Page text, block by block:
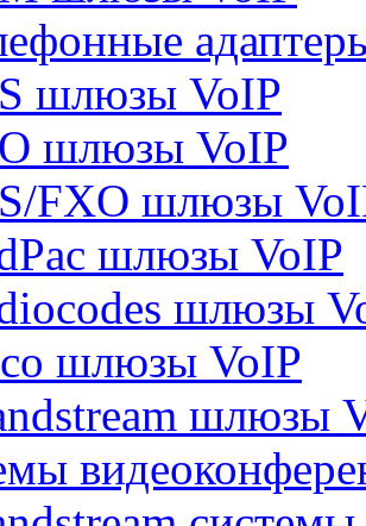
шлюзы VoIP
шлюзы VoIP
FXO шлюзы
шлюзы VoIP
шлюзы
шлюзы VoIP
шлюзы